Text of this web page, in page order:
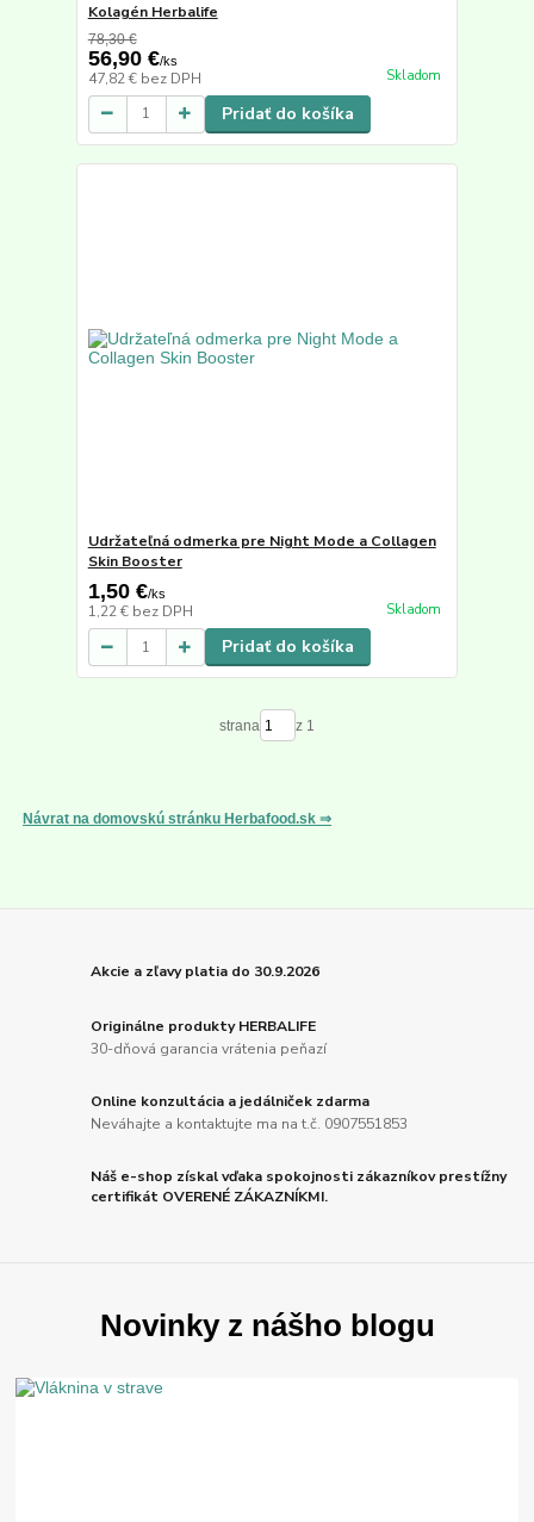
Kolagén Herbalife
78,30 €
56,90 €/ks
47,82 € bez DPH Skladom
Pridať do košíka
Udržateľná odmerka pre Night Mode a Collagen
Skin Booster
1,50 €/ks
1,22 € bez DPH Skladom
Pridať do košíka
strana z 1
Návrat na domovskú stránku Herbafood.sk ⇒
Akcie a zľavy platia do 30.9.2026
Originálne produkty HERBALIFE
30-dňová garancia vrátenia peňazí
Online konzultácia a jedálniček zdarma
Neváhajte a kontaktujte ma na t.č. 0907551853
Náš e-shop získal vďaka spokojnosti zákazníkov prestížny
certifikát OVERENÉ ZÁKAZNÍKMI.
Novinky z nášho blogu